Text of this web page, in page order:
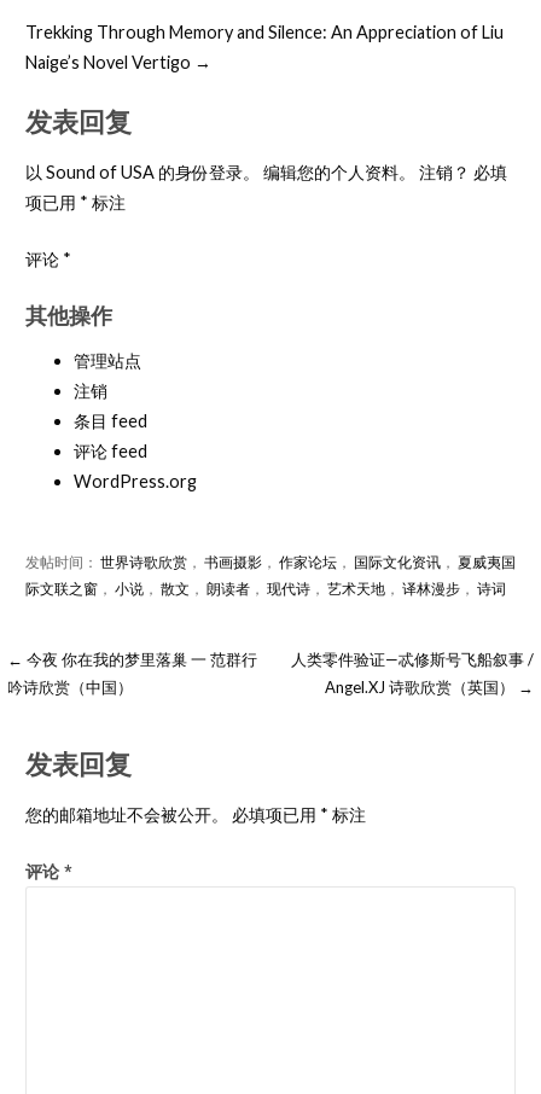
Trekking Through Memory and Silence: An Appreciation of Liu
Naige’s Novel Vertigo →
发表回复
以 Sound of USA 的身份登录。 编辑您的个人资料。 注销？ 必填
项已用 * 标注
评论 *
其他操作
管理站点
注销
条目 feed
评论 feed
WordPress.org
发帖时间： 世界诗歌欣赏， 书画摄影， 作家论坛， 国际文化资讯， 夏威夷国
际文联之窗， 小说， 散文 ， 朗读者， 现代诗， 艺术天地， 译林漫步， 诗词
← 今夜 你在我的梦里落巢 一 范群行
吟诗欣赏（中国）
人类零件验证—忒修斯号飞船叙事 /
Angel.XJ 诗歌欣赏（英国） →
发表回复
您的邮箱地址不会被公开。 必填项已用 * 标注
评论 *